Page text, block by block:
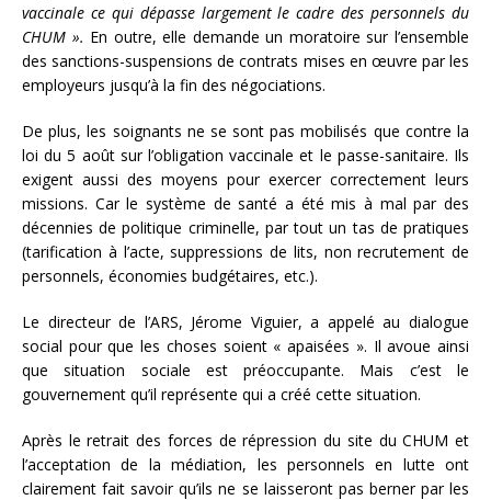
vaccinale ce qui dépasse largement le cadre des personnels du
CHUM ». En outre, elle demande un moratoire sur l’ensemble
des sanctions-suspensions de contrats mises en œuvre par les
employeurs jusqu’à la fin des négociations.
De plus, les soignants ne se sont pas mobilisés que contre la
loi du 5 août sur l’obligation vaccinale et le passe-sanitaire. Ils
exigent aussi des moyens pour exercer correctement leurs
missions. Car le système de santé a été mis à mal par des
décennies de politique criminelle, par tout un tas de pratiques
(tarification à l’acte, suppressions de lits, non recrutement de
personnels, économies budgétaires, etc.).
Le directeur de l’ARS, Jérome Viguier, a appelé au dialogue
social pour que les choses soient « apaisées ». Il avoue ainsi
que situation sociale est préoccupante. Mais c’est le
gouvernement qu’il représente qui a créé cette situation.
Après le retrait des forces de répression du site du CHUM et
l’acceptation de la médiation, les personnels en lutte ont
clairement fait savoir qu’ils ne se laisseront pas berner par les